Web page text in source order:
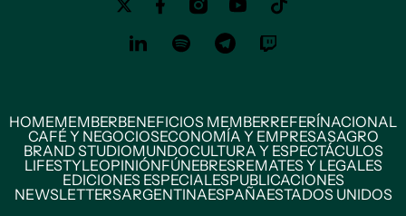
HOMEMEMBERBENEFICIOS MEMBERREFERÍNACIONAL
CAFÉ Y NEGOCIOSECONOMÍA Y EMPRESASAGRO
BRAND STUDIOMUNDOCULTURA Y ESPECTÁCULOS
LIFESTYLEOPINIÓNFÚNEBRESREMATES Y LEGALES
EDICIONES ESPECIALESPUBLICACIONES
NEWSLETTERSARGENTINAESPAÑAESTADOS UNIDOS